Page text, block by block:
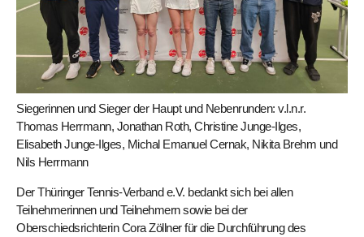
Siegerinnen und Sieger der Haupt und Nebenrunden: v.l.n.r.
Thomas Herrmann, Jonathan Roth, Christine Junge-Ilges,
Elisabeth Junge-Ilges, Michal Emanuel Cernak, Nikita Brehm und
Nils Herrmann
Der Thüringer Tennis-Verband e.V. bedankt sich bei allen
Teilnehmerinnen und Teilnehmern sowie bei der
Oberschiedsrichterin Cora Zöllner für die Durchführung des